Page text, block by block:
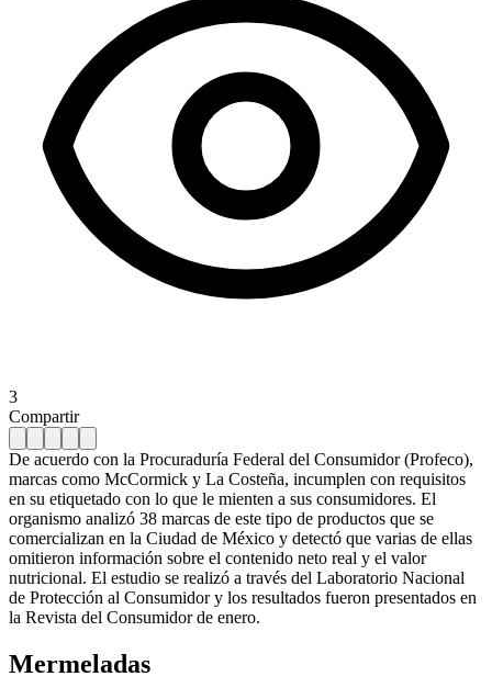
3
Compartir
De acuerdo con la Procuraduría Federal del Consumidor (Profeco),
marcas como McCormick y La Costeña, incumplen con requisitos
en su etiquetado con lo que le mienten a sus consumidores. El
organismo analizó 38 marcas de este tipo de productos que se
comercializan en la Ciudad de México y detectó que varias de ellas
omitieron información sobre el contenido neto real y el valor
nutricional. El estudio se realizó a través del Laboratorio Nacional
de Protección al Consumidor y los resultados fueron presentados en
la Revista del Consumidor de enero.
Mermeladas